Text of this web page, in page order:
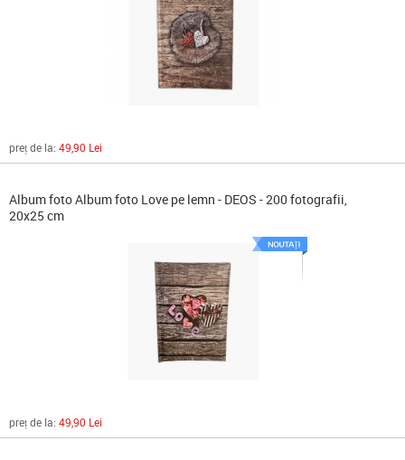
preț de la: 49,90 Lei
Album foto Album foto Love pe lemn - DEOS - 200 fotografii,
20x25 cm
preț de la: 49,90 Lei